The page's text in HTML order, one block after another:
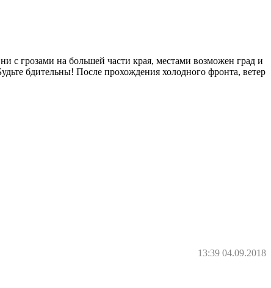
с грозами на большей части края, местами возможен град и
бдительны! После прохождения холодного фронта, ветер
13:39 04.09.2018